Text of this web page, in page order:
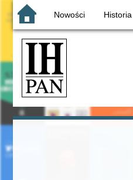
Nowości Historia